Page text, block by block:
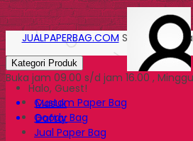
Halo, Guest!
Masuk
Daftar
JUALPAPERBAG.COM Solusi
Kategori Produk
Buka jam 09.00 s/d jam 16.00 ,
Custom Paper Bag
Goody Bag
Jual Paper Bag